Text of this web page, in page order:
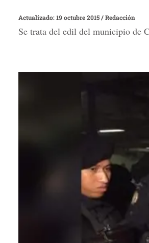
Actualizado: 19 octubre 2015/Redacción
Se trata del edil del municipio de